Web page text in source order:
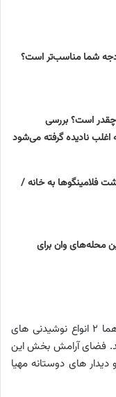
شما مناسب‌تر است؟
چقدر است؟ بررسی
اغلب نادیده گرفته می‌شود
فلامینگوها به خانه /
محله‌های وان برای
همچنین شما می توانید در کافی‌شاپ هتل هما ۲ انواع نوشیدنی های
فضای آرامش بخش این
های دوستانه مهیا